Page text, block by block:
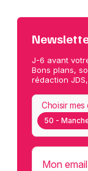
J-6 avant
Bons plans,
rédaction
50 -
Choisir mes
Mon email